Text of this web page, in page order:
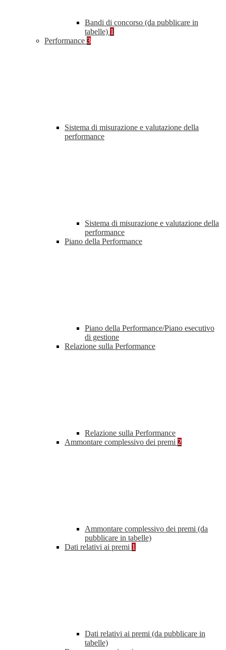
Bandi di concorso (da pubblicare in
tabelle) 1
Performance 3
Sistema di misurazione e valutazione della
performance
Sistema di misurazione e valutazione della
performance
Piano della Performance
Piano della Performance/Piano esecutivo
di gestione
Relazione sulla Performance
Relazione sulla Performance
Ammontare complessivo dei premi 2
Ammontare complessivo dei premi (da
pubblicare in tabelle)
Dati relativi ai premi 1
Dati relativi ai premi (da pubblicare in
tabelle)